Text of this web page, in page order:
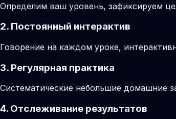
Определим ваш уровень, зафиксируем
2. Постоянный интерактив
Говорение на каждом уроке,
3. Регулярная практика
Систематические небольшие домашние
4. Отслеживание результатов